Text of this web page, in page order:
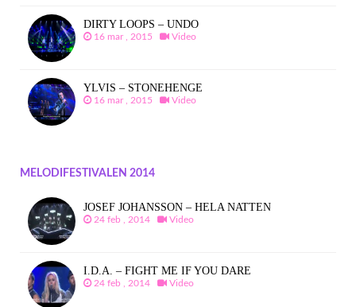
DIRTY LOOPS – UNDO
16 mar , 2015 Video
YLVIS – STONEHENGE
16 mar , 2015 Video
MELODIFESTIVALEN 2014
JOSEF JOHANSSON – HELA NATTEN
24 feb , 2014 Video
I.D.A. – FIGHT ME IF YOU DARE
24 feb , 2014 Video